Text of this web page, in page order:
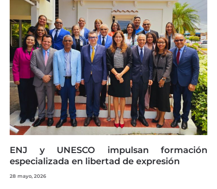
ENJ y UNESCO impulsan formación
especializada en libertad de expresión
28 mayo, 2026